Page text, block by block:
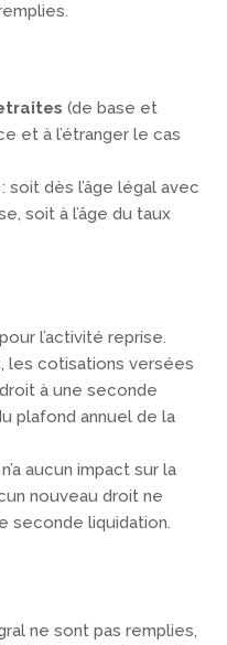
(de base et
et à l’étranger le cas
: soit dès l’âge légal avec
soit à l’âge du taux
l’activité reprise.
les cotisations versées
à une seconde
plafond annuel de la
aucun impact sur la
nouveau droit ne
seconde liquidation.
ne sont pas remplies,